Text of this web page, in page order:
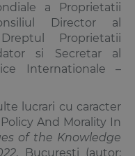
a Proprietatii
Director al
Proprietatii
si Secretar al
Internationale –
lucrari cu caracter
And Morality In
of the Knowledge
, Bucuresti (autor: